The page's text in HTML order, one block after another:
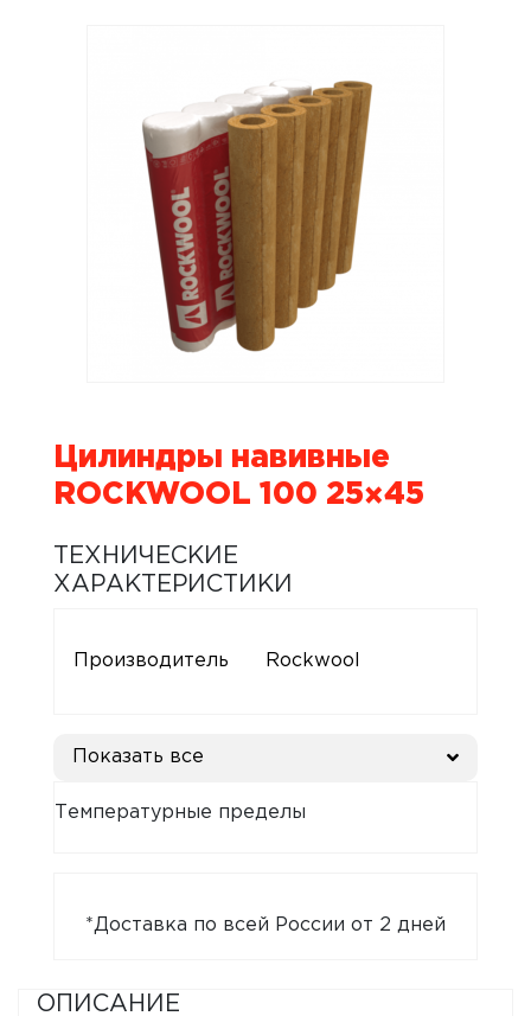
Цилиндры навивные
ROCKWOOL 100 25×45
ТЕХНИЧЕСКИЕ
ХАРАКТЕРИСТИКИ
Производитель Rockwool
Показать все
Температурные пределы
*Доставка по всей России от 2 дней
ОПИСАНИЕ